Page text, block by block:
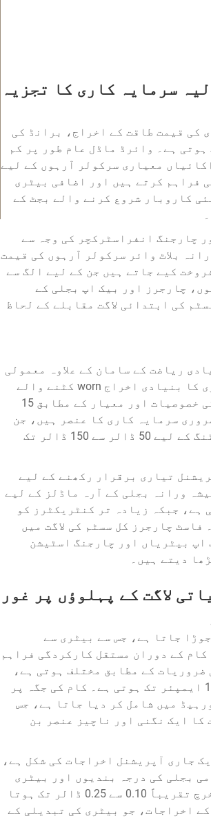
سرمایہ کاری کا تجزیہ
کی قیمت طاقت کے اخراج، برانڈ کی
ہے۔ وائرڈ ماڈل عام طور پر کم
معیاری سرکولر آرہوں کے لیے
فراہم کرتے ہیں اور اضافی بیٹری
کاروبار شروع کرنے والے بجٹ کے
چارجنگ انفراسٹرکچر کی وجہ سے
بلاٹ وائر سرکولر آرہوں کی قیمت
پر فروخت کیے جاتے ہیں جن کے لیے الگ سے
چارجرز اور بیک اپ بجلی کے
کی ابتدائی لاگت مقابلے کے لحاظ
ریاضت کے سامان کے علاوہ معمولی
اضافی ایکسیسوریز کی ضرورت ہوتی ہے۔ مستقل ایکسیسوری کا بنیادی اخراج worn کٹنے والے
بلیڈز کو تبدیل کرنا ہے، جن کی قیمت عام طور پر مواد کی خصوصیات اور معیار کے مطابق 15
ضروری سرمایہ کاری کا عنصر ہیں، جن
کی پیشہ ورانہ درجہ کی قیمت مناسب لمبائی اور گیج ریٹنگ کے لیے 50 ڈالر سے 150 ڈالر تک
تیاری برقرار رکھنے کے لیے
ورانہ بجلی کے آرہ ماڈلز کے لیے
80 ڈالر سے 200 ڈالر تک ہوتی ہے، جبکہ زیادہ تر کنٹریکٹرز کو
ہوتی ہے۔ فاسٹ چارجرز کل سسٹم کی لاگت میں
جبکہ بیک اپ بیٹریاں اور چارجنگ اسٹیشن
دیتے ہیں۔
لاگت کے پہلوؤں پر غور
جاتا ہے، جس سے بیٹری سے
کے دوران مستقل کارکردگی فراہم
کے مطابق مختلف ہوتی ہے،
جو عام طور پر پیشہ ورانہ سرکولر آرہوں کے لیے 10 سے 15 ایمپئر تک ہوتی ہے۔ کام کی جگہ پر
میں شامل کر دیا جاتا ہے، جس
کا ایک نگنی اور ناچیز عنصر بن
جاری آپریشنل اخراجات کی شکل ہے،
بجلی کی درجہ بندیوں اور بیٹری
کی گنجائش کے مطابق ایک عام بیٹری چارجنگ سائیکل کا خرچ تقریباً 0.10 سے 0.25 ڈالر تک ہوتا
اخراجات، جو بیٹری کی تبدیلی کے